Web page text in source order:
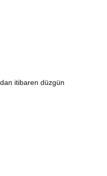
itibaren düzgün